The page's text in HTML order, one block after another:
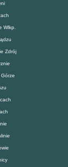
Wlkp.
Zdrój